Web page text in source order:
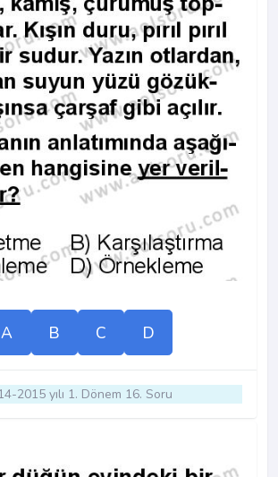
A B C D
2015 yılı 1. Dönem 16. Soru